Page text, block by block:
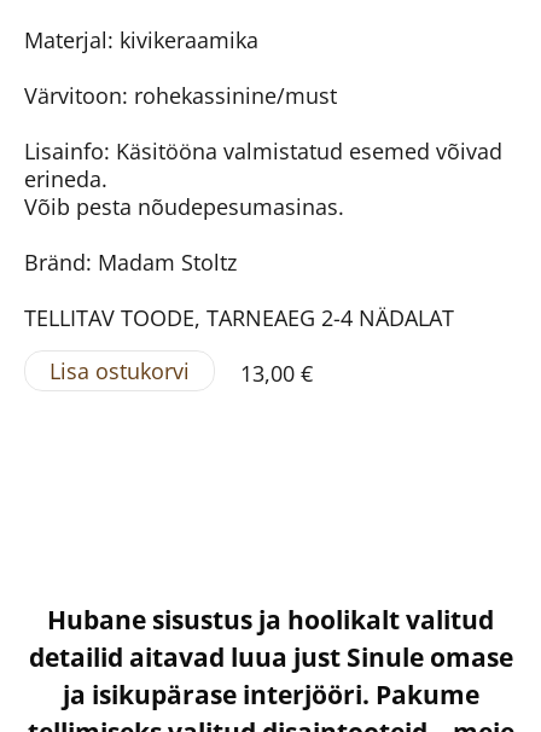
Materjal: kivikeraamika
Värvitoon: rohekassinine/must
Lisainfo: Käsitööna valmistatud esemed võivad
erineda.
Võib pesta nõudepesumasinas.
Bränd: Madam Stoltz
TELLITAV TOODE, TARNEAEG 2-4 NÄDALAT
Lisa ostukorvi
13,00 €
Hubane sisustus ja hoolikalt valitud
detailid aitavad luua just Sinule omase
ja isikupärase interjööri. Pakume